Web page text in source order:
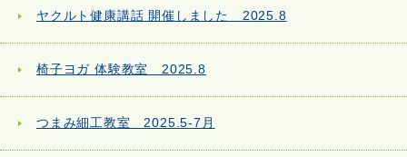
ヤクルト健康講話 開催しました 2025.8
椅子ヨガ 体験教室 2025.8
つまみ細工教室 2025.5-7月